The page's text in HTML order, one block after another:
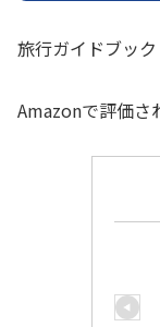
旅行ガイドブッ
Amazonで評価さ